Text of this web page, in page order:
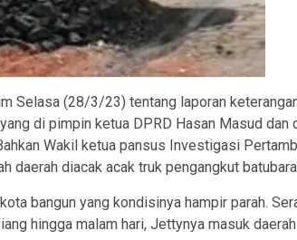
Selasa (28/3/23) tentang laporan
di pimpin ketua DPRD Hasan Masud dan
Wakil ketua pansus Investigasi
daerah diacak acak truk pengangkut
bangun yang kondisinya hampir parah.
hingga malam hari, Jettynya masuk daerah